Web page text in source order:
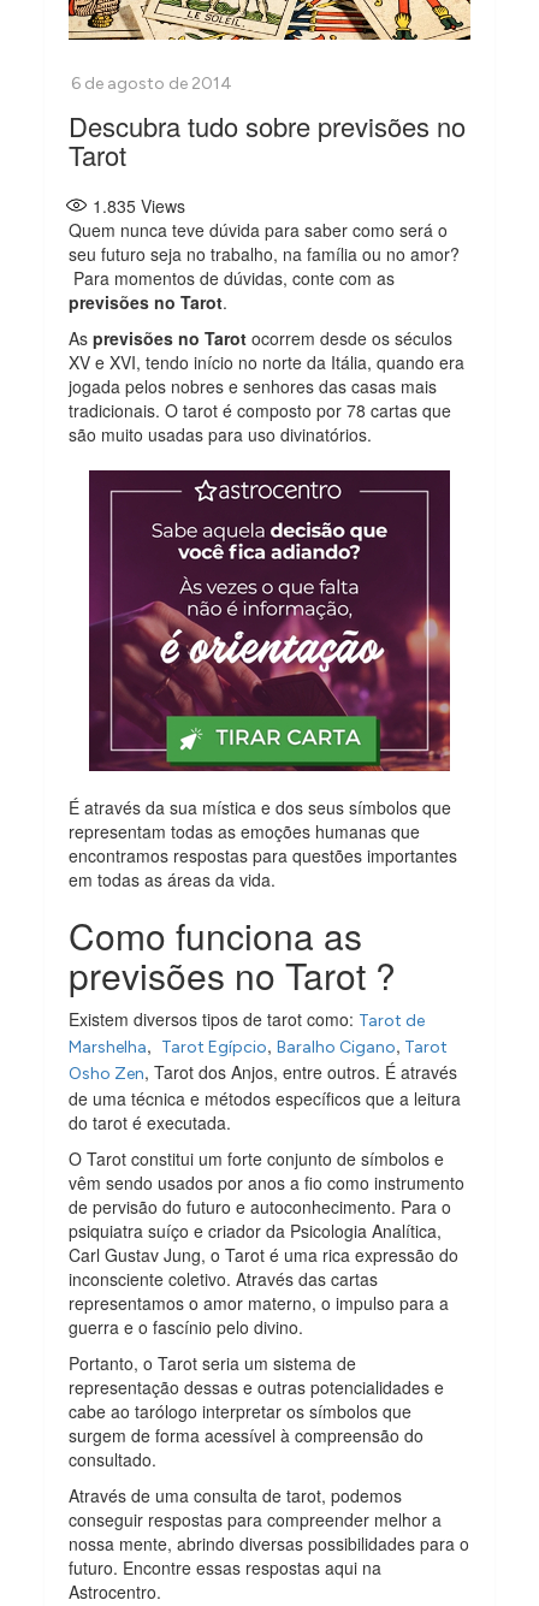
Descubra tudo sobre previsões no
Tarot
1.835 Views
Quem nunca teve dúvida para saber como será o
seu futuro seja no trabalho, na família ou no amor?
Para momentos de dúvidas, conte com as
previsões no Tarot.
Asprevisões no Tarot ocorrem desde os séculos
XV e XVI, tendo início no norte da Itália, quando era
jogada pelos nobres e senhores das casas mais
tradicionais. O tarot é composto por 78 cartas que
são muito usadas para uso divinatórios.
É através da sua mística e dos seus símbolos que
representam todas as emoções humanas que
encontramos respostas para questões importantes
em todas as áreas da vida.
Como funciona as
previsões no Tarot ?
Existem diversos tipos de tarot como: Tarot de
Marshelha, Tarot Egípcio,Baralho Cigano, Tarot
Osho Zen, Tarot dos Anjos, entre outros. É através
de uma técnica e métodos específicos que a leitura
do tarot é executada.
O Tarot constitui um forte conjunto de símbolos e
vêm sendo usados por anos a fio como instrumento
de pervisão do futuro e autoconhecimento. Para o
psiquiatra suíço e criador da Psicologia Analítica,
Carl Gustav Jung, o Tarot é uma rica expressão do
inconsciente coletivo. Através das cartas
representamos o amor materno, o impulso para a
guerra e o fascínio pelo divino.
Portanto, o Tarot seria um sistema de
representação dessas e outras potencialidades e
cabe ao tarólogo interpretar os símbolos que
surgem de forma acessível à compreensão do
consultado.
Através de uma consulta de tarot, podemos
conseguir respostas para compreender melhor a
nossa mente, abrindo diversas possibilidades para o
futuro. Encontre essas respostas aqui na
Astrocentro.